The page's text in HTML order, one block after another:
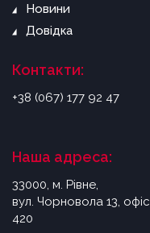
Новини
Довідка
Контакти:
+38 (067) 177 92 47
Наша адреса:
33000, м. Рівне,
вул. Чорновола 13, офіс
420